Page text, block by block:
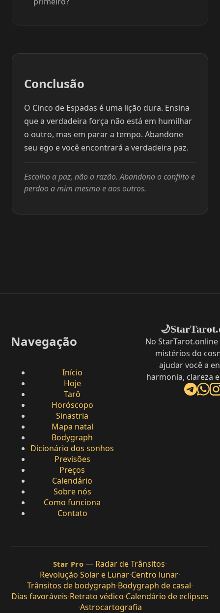
Conclusão
O Cinco de Espadas é uma lição dura. Ensina
que a verdadeira força não está em humilhar
o outro, mas em parar a tempo. Abandone
seu ego e você encontrará a verdadeira paz.
Escolho a paz, não a razão. Abandono o conflito e
perdoo a mim mesmo e aos outros.
Navegação
Início
Hoje
Tarô
Horóscopo
Sinastria
Mapa natal
Bodygraph
Dicionário dos sonhos
Previsões
Preços
Calendário
Sobre nós
Como funciona
Contato
🌙
No
mistérios do
ajudar você a
harmonia, clareza
Star Pro — Radar de Trânsitos·
Revolução Solar e Lunar·Centro lunar·
Trânsitos de bodygraph·Bodygraph de casal·
Dias favoráveis·Retrato védico·Calendário de eclipses
·Astrocartografia